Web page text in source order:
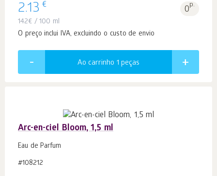
2.13 € 0p.
142€ / 100 ml
O preço inclui IVA, excluindo o custo de envio
Ao carrinho 1 peças
Arc-en-ciel Bloom, 1,5 ml
Eau de Parfum
#108212